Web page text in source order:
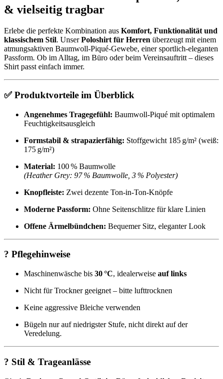
& vielseitig tragbar
Erlebe die perfekte Kombination aus Komfort, Funktionalität und
klassischem Stil. UnserPoloshirt für Herren überzeugt mit einem
atmungsaktiven Baumwoll-Piqué-Gewebe, einer sportlich-eleganten
Passform. Ob im Alltag, im Büro oder beim Vereinsauftritt – dieses
Shirt passt einfach immer.
✅ Produktvorteile im Überblick
Angenehmes Tragegefühl: Baumwoll-Piqué mit optimalem
Feuchtigkeitsausgleich
Formstabil & strapazierfähig: Stoffgewicht 185 g/m² (weiß:
175 g/m²)
Material: 100 % Baumwolle
(Heather Grey: 97 % Baumwolle, 3 % Polyester)
Knopfleiste: Zwei dezente Ton-in-Ton-Knöpfe
Moderne Passform: Ohne Seitenschlitze für klare Linien
Offene Ärmelbündchen: Bequemer Sitz, eleganter Look
? Pflegehinweise
Maschinenwäsche bis 30 °C, idealerweise auf links
Nicht für Trockner geeignet – bitte lufttrocknen
Keine aggressive Bleiche verwenden
Bügeln nur auf niedrigster Stufe, nicht direkt auf der
Veredelung.
? Stil & Trageanlässe